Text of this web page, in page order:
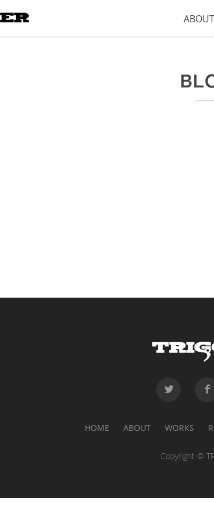
ABOUT
HOME ABOUT WORKS
Copyright ©